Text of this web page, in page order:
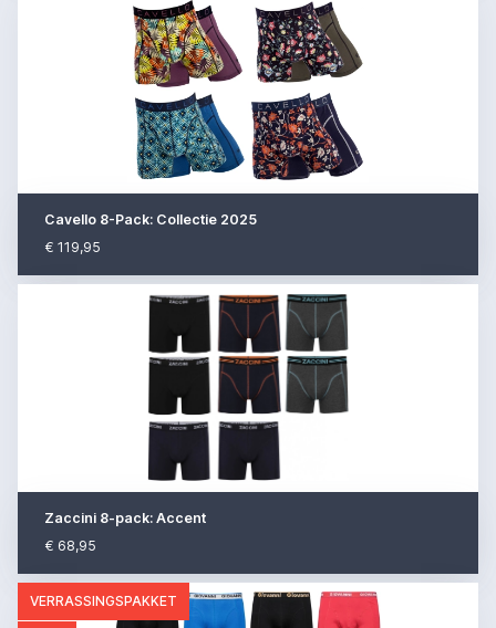
Cavello 8-Pack: Collectie 2025
€ 119,95
Zaccini 8-pack: Accent
€ 68,95
VERRASSINGSPAKKET